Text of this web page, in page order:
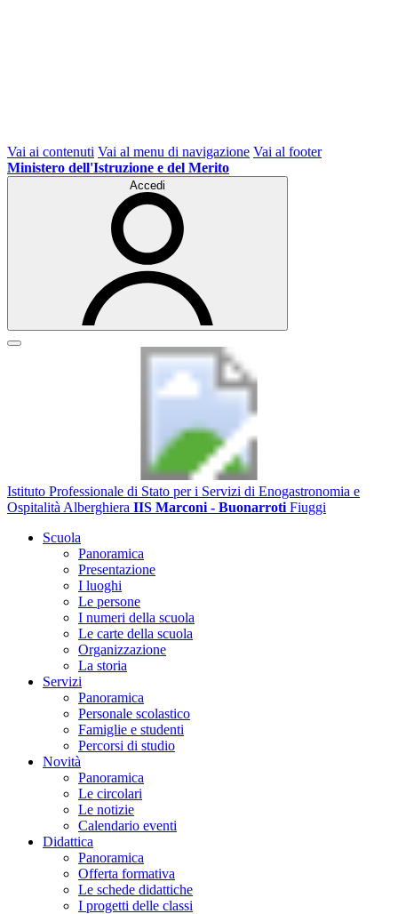
Vai ai contenuti Vai al menu di navigazione Vai al footer
Ministero dell'Istruzione e del Merito
Accedi
Istituto Professionale di Stato per i Servizi di Enogastronomia e
Ospitalità Alberghiera IIS Marconi - Buonarroti Fiuggi
Scuola
Panoramica
Presentazione
I luoghi
Le persone
I numeri della scuola
Le carte della scuola
Organizzazione
La storia
Servizi
Panoramica
Personale scolastico
Famiglie e studenti
Percorsi di studio
Novità
Panoramica
Le circolari
Le notizie
Calendario eventi
Didattica
Panoramica
Offerta formativa
Le schede didattiche
I progetti delle classi